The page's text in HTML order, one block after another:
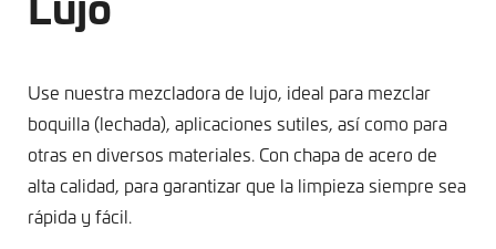
Use nuestra mezcladora de lujo, ideal para mezclar
boquilla (lechada), aplicaciones sutiles, así como para
otras en diversos materiales. Con chapa de acero de
alta calidad, para garantizar que la limpieza siempre sea
rápida y fácil.